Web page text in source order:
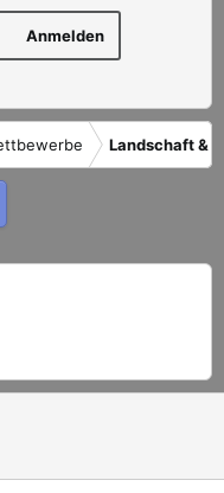
Anmelden
Landschaft &